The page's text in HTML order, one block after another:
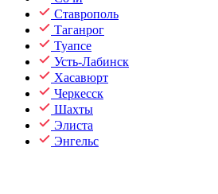
Ставрополь
Таганрог
Туапсе
Усть-Лабинск
Хасавюрт
Черкесск
Шахты
Элиста
Энгельс